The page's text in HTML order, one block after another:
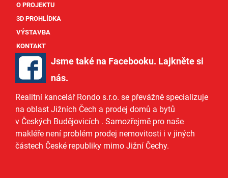
O PROJEKTU
3D PROHLÍDKA
VÝSTAVBA
KONTAKT
Jsme také na Facebooku. Lajkněte si
nás.
Realitní kancelář Rondo s.r.o. se převážně specializuje
na oblast Jižních Čech a prodej domů a bytů
v Českých Budějovicích . Samozřejmě pro naše
makléře není problém prodej nemovitosti i v jiných
částech České republiky mimo Jižní Čechy.